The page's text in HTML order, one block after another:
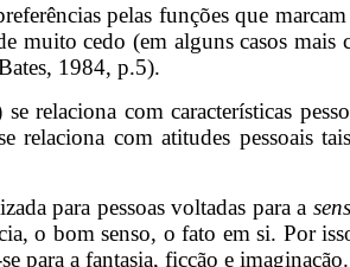
pelas funções que
muito cedo (em alguns casos
1984, p.5).
relaciona com características
relaciona com atitudes pessoais
para pessoas voltadas para a
o bom senso, o fato em si. Por
para a fantasia, ficção e imaginação.